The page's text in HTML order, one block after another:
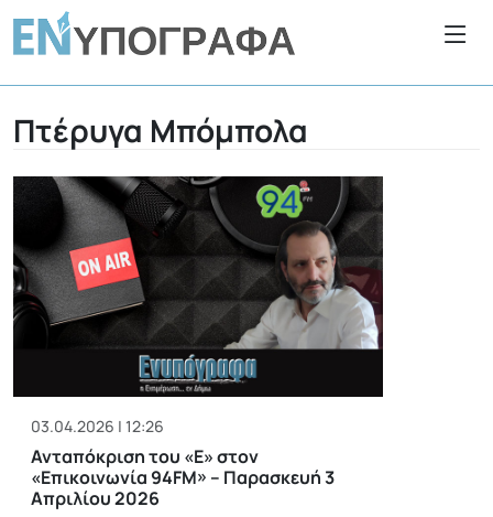
Πτέρυγα Μπόμπολα
03.04.2026 | 12:26
Ανταπόκριση του «Ε» στον
«Επικοινωνία 94FM» – Παρασκευή 3
Απριλίου 2026